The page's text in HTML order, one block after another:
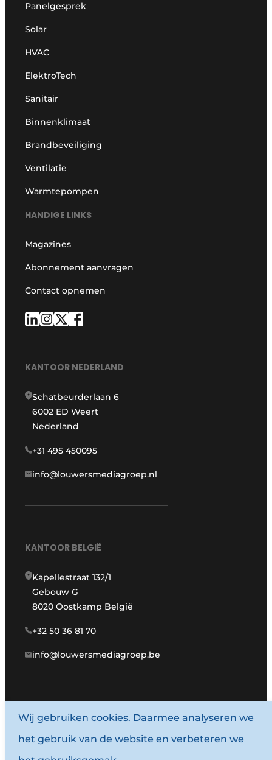
Panelgesprek
Solar
HVAC
ElektroTech
Sanitair
Binnenklimaat
Brandbeveiliging
Ventilatie
Warmtepompen
HANDIGE LINKS
Magazines
Abonnement aanvragen
Contact opnemen
KANTOOR NEDERLAND
Schatbeurderlaan 6
6002 ED Weert
Nederland
+31 495 450095
info@louwersmediagroep.nl
KANTOOR BELGIË
Kapellestraat 132/1
Gebouw G
8020 Oostkamp België
+32 50 36 81 70
info@louwersmediagroep.be
www.louwersmediagroep.com
© 1987 - 2026 Louwersmediagroep.
Wij gebruiken cookies. Daarmee analyseren we
het gebruik van de website en verbeteren we